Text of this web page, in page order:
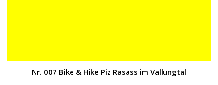
Nr. 007 Bike & Hike Piz Rasass im Vallungtal